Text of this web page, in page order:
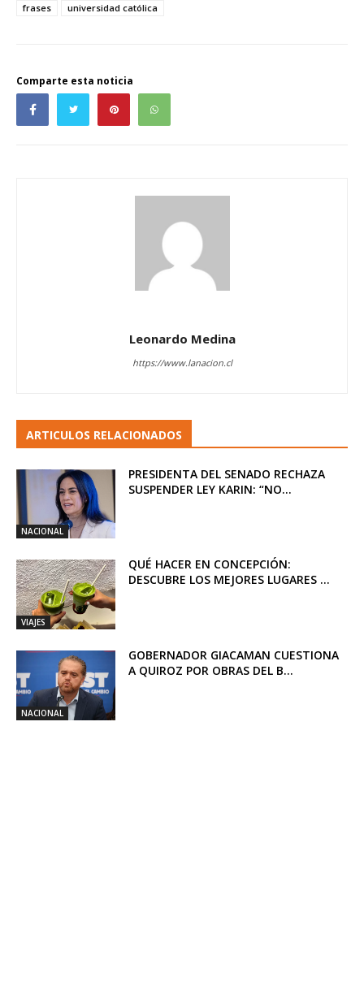
frases
universidad católica
Comparte esta noticia
Leonardo Medina
https://www.lanacion.cl
ARTICULOS RELACIONADOS
NACIONAL
PRESIDENTA DEL SENADO RECHAZA
SUSPENDER LEY KARIN: “NO...
VIAJES
QUÉ HACER EN CONCEPCIÓN:
DESCUBRE LOS MEJORES LUGARES ...
NACIONAL
GOBERNADOR GIACAMAN CUESTIONA
A QUIROZ POR OBRAS DEL B...